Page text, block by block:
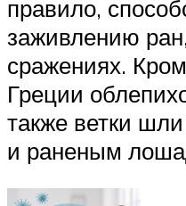
правило,
заживлению
сражениях.
Греции
также ветки
и раненым